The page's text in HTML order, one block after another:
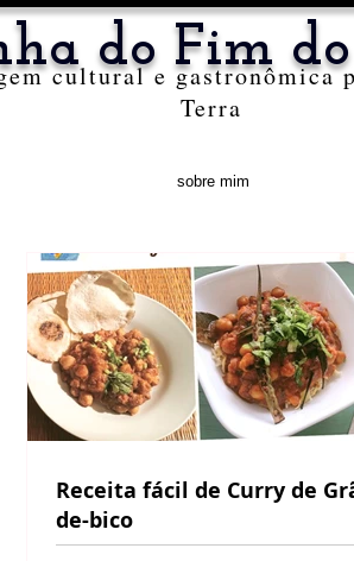
do Fim
cultural e gastronômica
Terra
sobre mim
Receita fácil de Curry de
de-bico